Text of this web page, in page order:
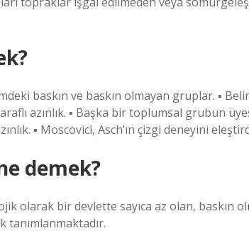
baskın ve baskın olmayan gruplar. ▪
azınlık. ▪ Başka bir toplumsal grubun
▪ Moscovici, Asch’ın çizgi deneyini
demek?
olarak bir devlette sayıca az olan, baskın